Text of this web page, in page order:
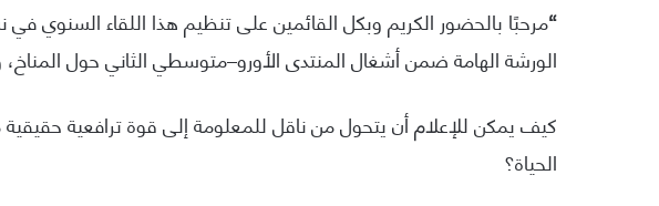
“مرحبًا بالحضور الكريم وبكل القائمين على تنظيم هذا اللقاء السنوي
الورشة الهامة ضمن أشغال المنتدى الأورو–متوسطي الثاني حول
كيف يمكن للإعلام أن يتحول من ناقل للمعلومة إلى قوة ترافعية
الحياة؟